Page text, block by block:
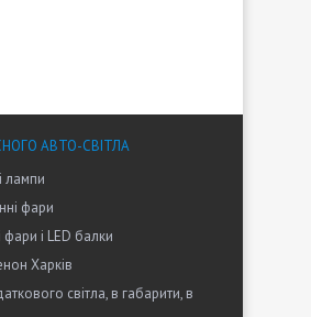
АВТО-СВІТЛА
лампи
фари
і LED балки
Харків
світла, в габарити, в